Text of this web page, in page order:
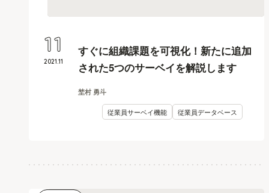
すぐに組織課題を可視化！新たに追加
された5つのサーベイを解説します
埜村 勇斗
従業員サーベイ機能 従業員データベース
2021.11
11